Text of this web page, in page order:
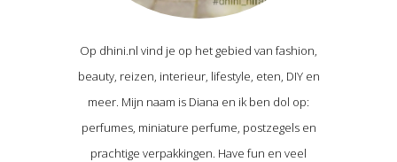
Op dhini.nl vind je op het gebied van fashion,
beauty, reizen, interieur, lifestyle, eten, DIY en
meer. Mijn naam is Diana en ik ben dol op:
perfumes, miniature perfume, postzegels en
prachtige verpakkingen. Have fun en veel